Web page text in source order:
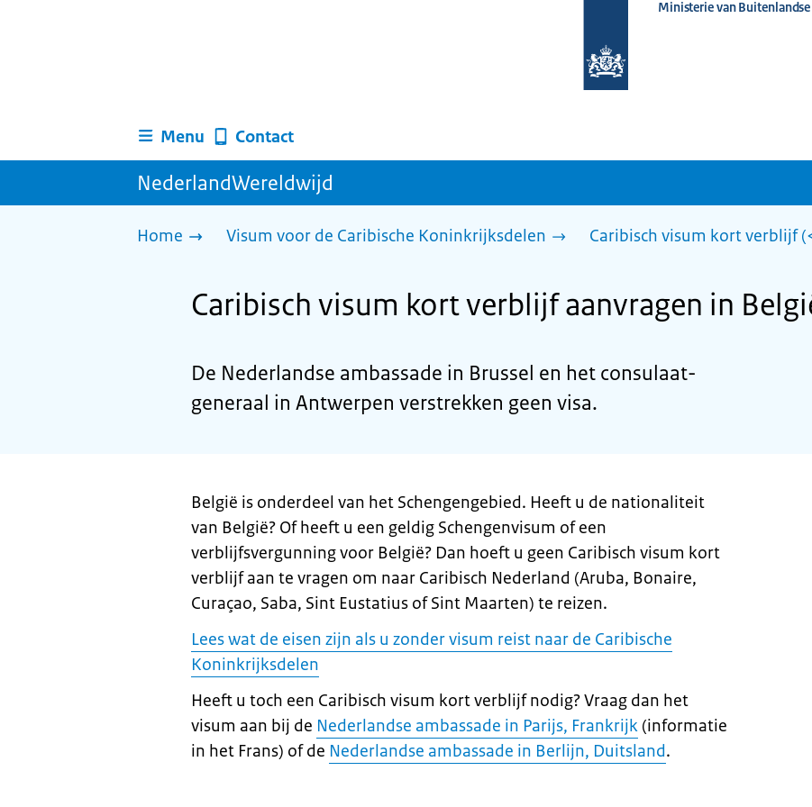
homepage
Ministerie van
Menu Contact
NederlandWereldwijd
Home Visum voor de Caribische Koninkrijksdelen Caribisch visum kort verblijf
Caribisch visum kort verblijf aanvragen in
De Nederlandse ambassade in Brussel en het consulaat-
generaal in Antwerpen verstrekken geen visa.
België is onderdeel van het Schengengebied. Heeft u de nationaliteit
van België? Of heeft u een geldig Schengenvisum of een
verblijfsvergunning voor België? Dan hoeft u geen Caribisch visum kort
verblijf aan te vragen om naar Caribisch Nederland (Aruba, Bonaire,
Curaçao, Saba, Sint Eustatius of Sint Maarten) te reizen.
Lees wat de eisen zijn als u zonder visum reist naar de Caribische
Koninkrijksdelen
Heeft u toch een Caribisch visum kort verblijf nodig? Vraag dan het
visum aan bij de Nederlandse ambassade in Parijs, Frankrijk (informatie
in het Frans) of de Nederlandse ambassade in Berlijn, Duitsland.